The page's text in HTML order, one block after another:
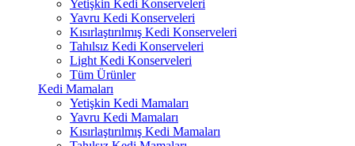
Yetişkin Kedi Konserveleri
Yavru Kedi Konserveleri
Kısırlaştırılmış Kedi Konserveleri
Tahılsız Kedi Konserveleri
Light Kedi Konserveleri
Tüm Ürünler
Kedi Mamaları
Yetişkin Kedi Mamaları
Yavru Kedi Mamaları
Kısırlaştırılmış Kedi Mamaları